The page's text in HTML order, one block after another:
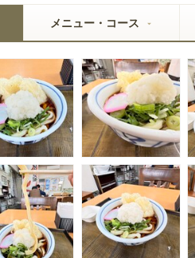
メニュー・コース